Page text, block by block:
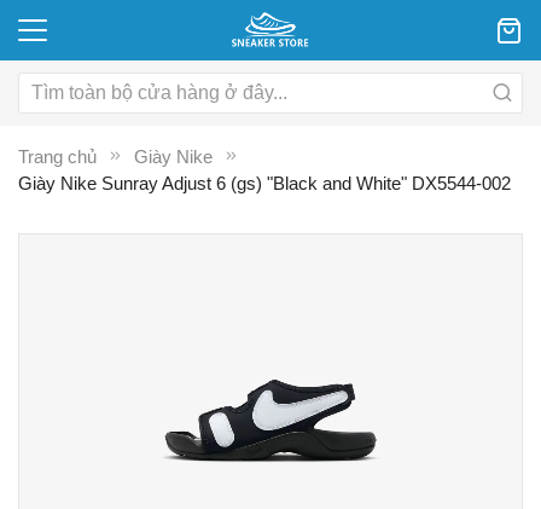
Trang chủ
Giày Nike
Giày Nike Sunray Adjust 6 (gs) "Black and White" DX5544-002